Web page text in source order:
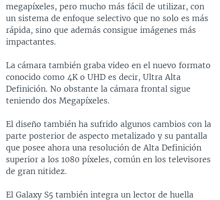
megapíxeles, pero mucho más fácil de utilizar, con
un sistema de enfoque selectivo que no solo es más
rápida, sino que además consigue imágenes más
impactantes.
La cámara también graba video en el nuevo formato
conocido como 4K o UHD es decir, Ultra Alta
Definición. No obstante la cámara frontal sigue
teniendo dos Megapíxeles.
El diseño también ha sufrido algunos cambios con la
parte posterior de aspecto metalizado y su pantalla
que posee ahora una resolución de Alta Definición
superior a los 1080 píxeles, común en los televisores
de gran nitidez.
El Galaxy S5 también integra un lector de huella